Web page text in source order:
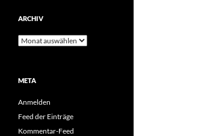
ARCHIV
Archiv
META
Anmelden
Feed der Einträge
Kommentar-Feed